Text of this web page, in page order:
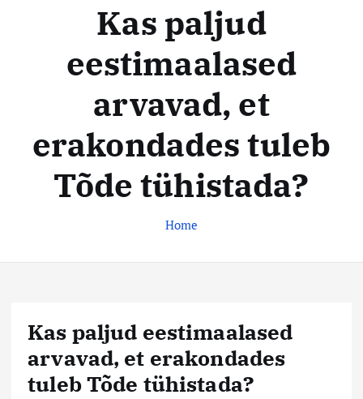
s
e
e
s
k
u
s
Kas paljud
eestimaalased
arvavad, et
erakondades tuleb
Tõde tühistada?
Home
Kas paljud eestimaalased
arvavad, et erakondades
tuleb Tõde tühistada?